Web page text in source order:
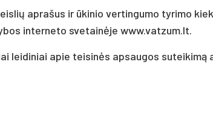
aprašus ir ūkinio vertingumo tyrimo
interneto svetainėje www.vatzum.lt.
leidiniai apie teisinės apsaugos suteikimą